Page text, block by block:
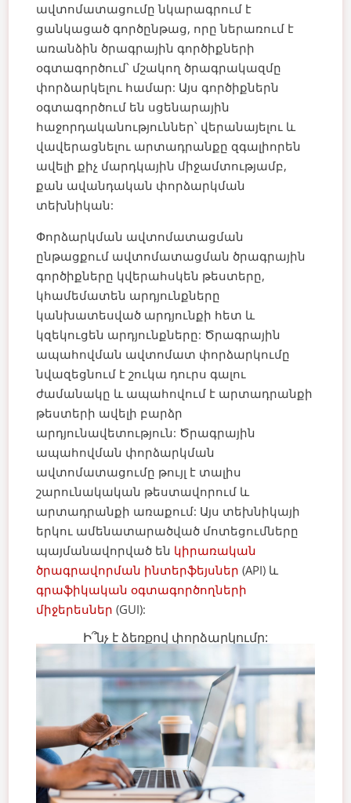
ավտոմատացումը նկարագրում է
ցանկացած գործընթաց, որը ներառում է
առանձին ծրագրային գործիքների
օգտագործում՝ մշակող ծրագրակազմը
փորձարկելու համար: Այս գործիքներն
օգտագործում են սցենարային
հաջորդականություններ՝ վերանայելու և
վավերացնելու արտադրանքը զգալիորեն
ավելի քիչ մարդկային միջամտությամբ,
քան ավանդական փորձարկման
տեխնիկան:
Փորձարկման ավտոմատացման
ընթացքում ավտոմատացման ծրագրային
գործիքները կվերահսկեն թեստերը,
կհամեմատեն արդյունքները
կանխատեսված արդյունքի հետ և
կզեկուցեն արդյունքները: Ծրագրային
ապահովման ավտոմատ փորձարկումը
նվազեցնում է շուկա դուրս գալու
ժամանակը և ապահովում է արտադրանքի
թեստերի ավելի բարձր
արդյունավետություն: Ծրագրային
ապահովման փորձարկման
ավտոմատացումը թույլ է տալիս
շարունակական թեստավորում և
արտադրանքի առաքում: Այս տեխնիկայի
երկու ամենատարածված մոտեցումները
պայմանավորված են կիրառական
ծրագրավորման ինտերֆեյսներ (API) և
գրաֆիկական օգտագործողների
միջերեսներ (GUI):
Ի՞նչ է ձեռքով փորձարկումը: